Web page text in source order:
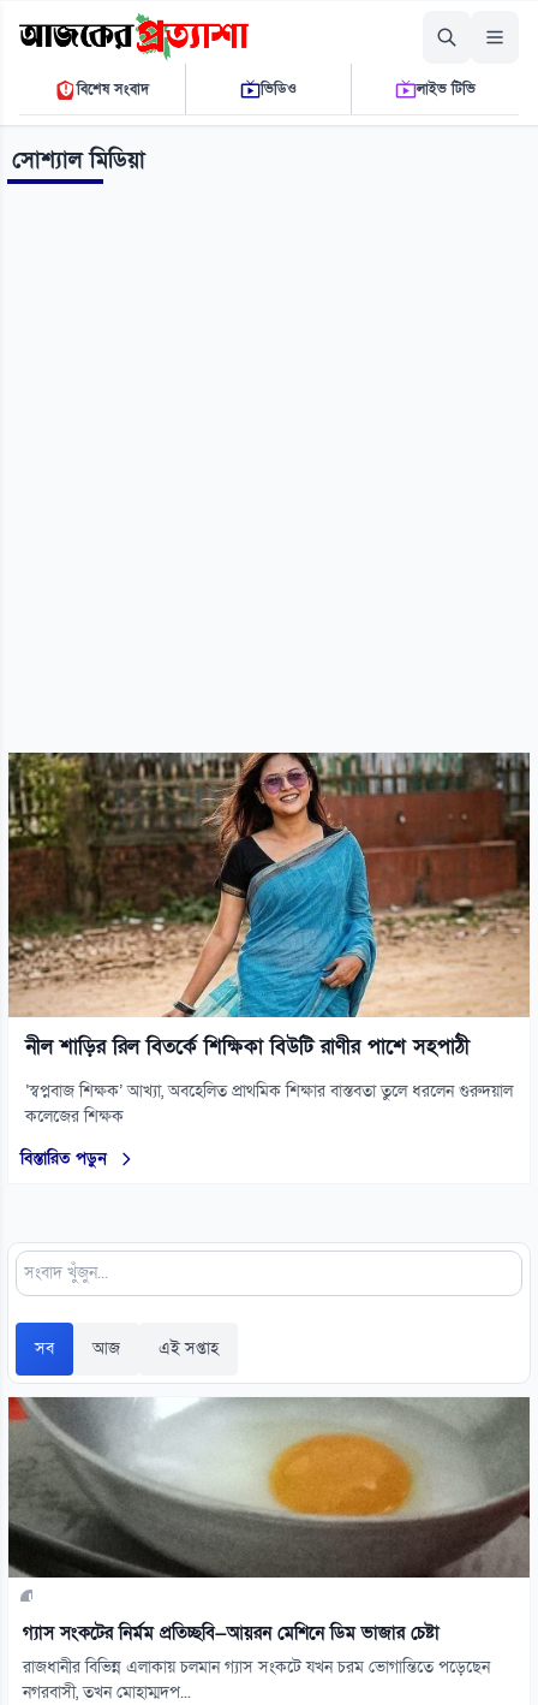
শুক্রবার, ০৭ আগস্ট ২০২৬
০৯ ১১ ০১ পি.এম.THE DAILY AJKER PROTTASHA
বিশেষ সংবাদ ভিডিও লাইভ টিভি
সোশ্যাল মিডিয়া
নীল শাড়ির রিল বিতর্কে শিক্ষিকা বিউটি রাণীর পাশে সহপাঠী
‘স্বপ্নবাজ শিক্ষক’ আখ্যা, অবহেলিত প্রাথমিক শিক্ষার বাস্তবতা তুলে ধরলেন গুরুদয়াল
কলেজের শিক্ষক
বিস্তারিত পড়ুন
সব আজ এই সপ্তাহ
গ্যাস সংকটের নির্মম প্রতিচ্ছবি—আয়রন মেশিনে ডিম ভাজার চেষ্টা
রাজধানীর বিভিন্ন এলাকায় চলমান গ্যাস সংকটে যখন চরম ভোগান্তিতে পড়েছেন
নগরবাসী, তখন মোহাম্মদপ...